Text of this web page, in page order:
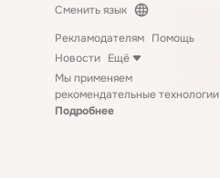
Сменить язык
Рекламодателям Помощь
Новости Ещё
Мы применяем
рекомендательные технологии
Подробнее